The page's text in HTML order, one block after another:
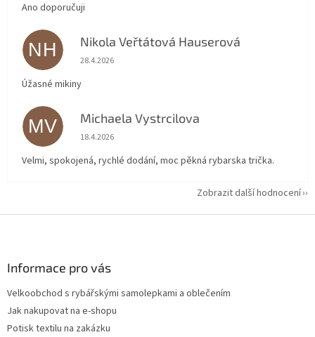
Ano doporučuji
NH Nikola Veřtátová Hauserová
Hodnocení obchodu je 5 z 5 hvězdiček.
28.4.2026
Úžasné mikiny
MV Michaela Vystrcilova
Hodnocení obchodu je 5 z 5 hvězdiček.
18.4.2026
Velmi, spokojená, rychlé dodání, moc pěkná rybarska trička.
Zobrazit další hodnocení
Informace pro vás
Velkoobchod s rybářskými samolepkami a oblečením
Jak nakupovat na e-shopu
Potisk textilu na zakázku